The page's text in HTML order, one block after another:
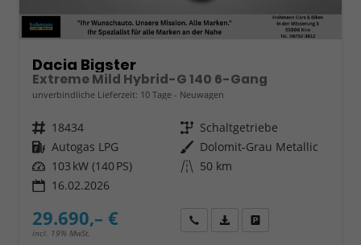
Dacia Bigster
Extreme Mild Hybrid-G 140 6-Gang
unverbindliche Lieferzeit: 10 Tage Neuwagen
Fahrzeugnr. 18434 Getriebe Schaltgetriebe
Kraftstoff Autogas LPG Außenfarbe Dolomit-Grau Metallic
Leistung 103 kW (140 PS) Kilometerstand 50 km
16.02.2026
29.690,– €
incl. 19% MwSt.
Wir rufen Sie anFahrzeugexposé (PDF)